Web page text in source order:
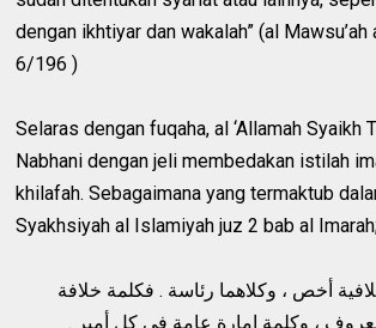
dengan ikhtiyar dan wakalah” (al Mawsu’ah
6/196 )
Selaras dengan fuqaha, al ‘Allamah Syaikh
Nabhani dengan jeli membedakan istilah
khilafah. Sebagaimana yang termaktub
Syakhsiyah al Islamiyah juz 2 bab al
أخص ، وكلاهما رئاسة . فكلمة خلافة
، وكلمة إمارة عامة في كل أمير .